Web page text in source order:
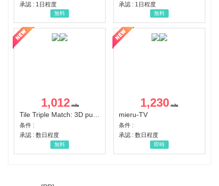
承認 : 1日程度
無料
承認 : 1日程度
無料
1,012
条件 :
承認 : 数日程度
無料
1,230
mieru-TV
条件 :
承認 : 数日程度
即時